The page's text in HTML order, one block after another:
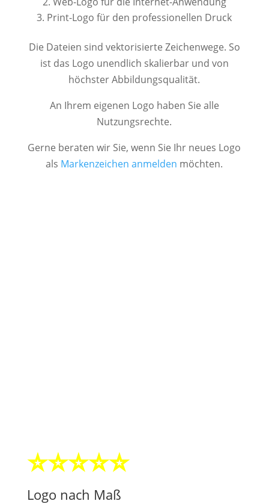
Print-Logo für den professionellen Druck
Die Dateien sind vektorisierte Zeichenwege. So
ist das Logo unendlich skalierbar und von
höchster Abbildungsqualität.
An Ihrem eigenen Logo haben Sie alle
Nutzungsrechte.
Gerne beraten wir Sie, wenn Sie Ihr neues Logo
als Markenzeichen anmelden möchten.
⭐⭐⭐⭐⭐
Logo nach Maß